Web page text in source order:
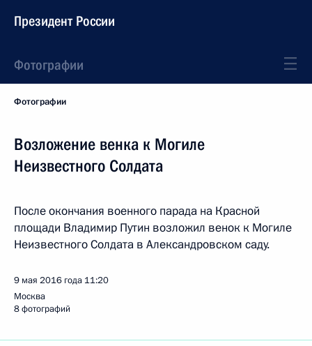
Президент России
Фотографии
Фотографии
Возложение венка к Могиле
Неизвестного Солдата
После окончания военного парада на Красной
площади Владимир Путин возложил венок к Могиле
Неизвестного Солдата в Александровском саду.
9 мая 2016 года 11:20
Москва
8 фотографий